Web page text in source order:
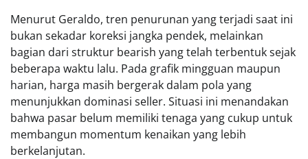
Menurut Geraldo, tren penurunan yang terjadi saat ini
bukan sekadar koreksi jangka pendek, melainkan
bagian dari struktur bearish yang telah terbentuk sejak
beberapa waktu lalu. Pada grafik mingguan maupun
harian, harga masih bergerak dalam pola yang
menunjukkan dominasi seller. Situasi ini menandakan
bahwa pasar belum memiliki tenaga yang cukup untuk
membangun momentum kenaikan yang lebih
berkelanjutan.